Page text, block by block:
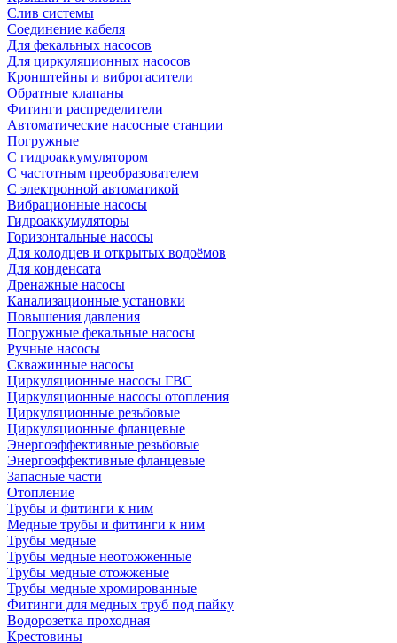
Слив системы
Соединение кабеля
Для фекальных насосов
Для циркуляционных насосов
Кронштейны и виброгасители
Обратные клапаны
Фитинги распределители
Автоматические насосные станции
Погружные
С гидроаккумулятором
С частотным преобразователем
С электронной автоматикой
Вибрационные насосы
Гидроаккумуляторы
Горизонтальные насосы
Для колодцев и открытых водоёмов
Для конденсата
Дренажные насосы
Канализационные установки
Повышения давления
Погружные фекальные насосы
Ручные насосы
Скважинные насосы
Циркуляционные насосы ГВС
Циркуляционные насосы отопления
Циркуляционные резьбовые
Циркуляционные фланцевые
Энергоэффективные резьбовые
Энергоэффективные фланцевые
Запасные части
Отопление
Трубы и фитинги к ним
Медные трубы и фитинги к ним
Трубы медные
Трубы медные неотожженные
Трубы медные отожженые
Трубы медные хромированные
Фитинги для медных труб под пайку
Водорозетка проходная
Крестовины